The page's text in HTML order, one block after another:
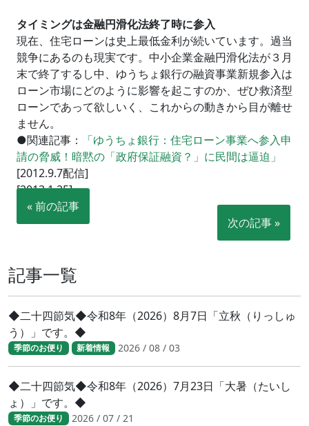
タイミングは金融円滑化法終了時に参入
現在、住宅ローンは史上最低金利が続いています。過当
競争にあるのも現実です。中小企業金融円滑化法が３月
末で終了するし中、ゆうちょ銀行の融資事業新規参入は
ローン市場にどのように影響を起こすのか、ぜひ救済型
ローンであって欲しいく、これからの動きから目が離せ
ません。
●関連記事：
「ゆうちょ銀行：住宅ローン事業へ参入申
請の脅威！暗黙の「政府保証融資？」に民間は逼迫」
[2012.9.7配信]
[2013.1.25]
« 前の記事
次の記事 »
記事一覧
◆二十四節気◆令和8年（2026）8月7日「立秋（りっしゅ
う）」です。◆
季節のお便り 新着情報 2026 / 08 / 03
◆二十四節気◆令和8年（2026）7月23日「大暑（たいし
ょ）」です。◆
季節のお便り 2026 / 07 / 21